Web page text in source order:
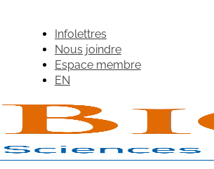
Infolettres
Nous joindre
Espace membre
EN